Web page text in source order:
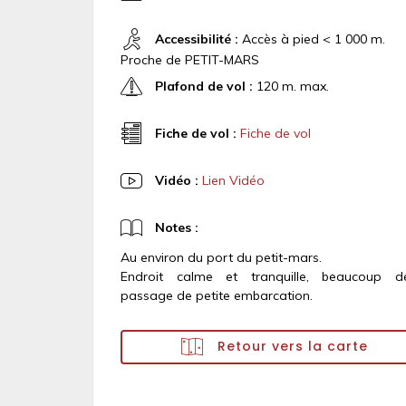
Accessibilité : Accès à pied < 1 000 m.
Proche de PETIT-MARS
Plafond de vol : 120 m. max.
Fiche de vol : Fiche de vol
Vidéo : Lien Vidéo
Notes :
Au environ du port du petit-mars.
Endroit calme et tranquille, beaucoup
passage de petite embarcation.
Retour vers la carte